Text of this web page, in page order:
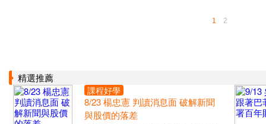
1 2
精選推薦
課程好學
8/23 楊忠憲 判讀消息面 破解新聞
與股價的落差